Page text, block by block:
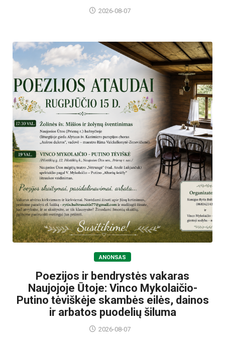
2026-08-07
ANONSAS
Poezijos ir bendrystės vakaras
Naujojoje Ūtoje: Vinco Mykolaičio-
Putino tėviškėje skambės eilės, dainos
ir arbatos puodelių šiluma
2026-08-07